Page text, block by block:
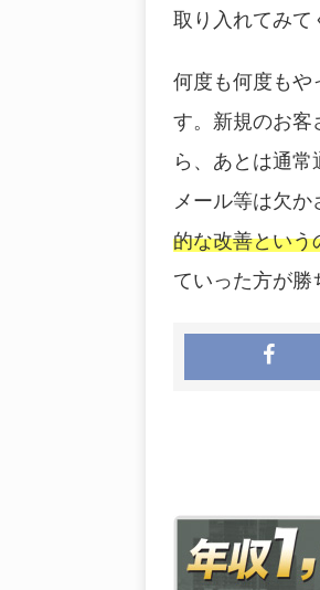
取り入れてみて
何度も何度もや
す。新規のお客
ら、あとは通
メール等は欠か
的な改善という
ていった方が勝